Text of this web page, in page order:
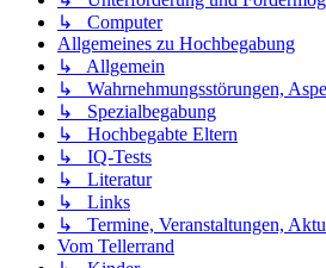
↳ Computer
Allgemeines zu Hochbegabung
↳ Allgemein
↳ Wahrnehmungsstörungen,
↳ Spezialbegabung
↳ Hochbegabte Eltern
↳ IQ-Tests
↳ Literatur
↳ Links
↳ Termine, Veranstaltungen,
Vom Tellerrand